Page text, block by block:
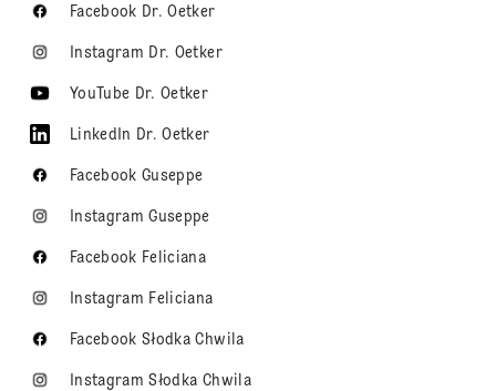
Facebook Dr. Oetker
Instagram Dr. Oetker
YouTube Dr. Oetker
LinkedIn Dr. Oetker
Facebook Guseppe
Instagram Guseppe
Facebook Feliciana
Instagram Feliciana
Facebook Słodka Chwila
Instagram Słodka Chwila